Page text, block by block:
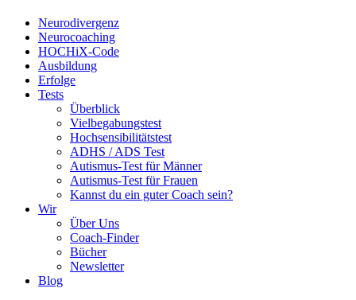
Neurodivergenz
Neurocoaching
HOCHiX-Code
Ausbildung
Erfolge
Tests
Überblick
Vielbegabungstest
Hochsensibilitätstest
ADHS / ADS Test
Autismus-Test für Männer
Autismus-Test für Frauen
Kannst du ein guter Coach sein?
Wir
Über Uns
Coach-Finder
Bücher
Newsletter
Blog